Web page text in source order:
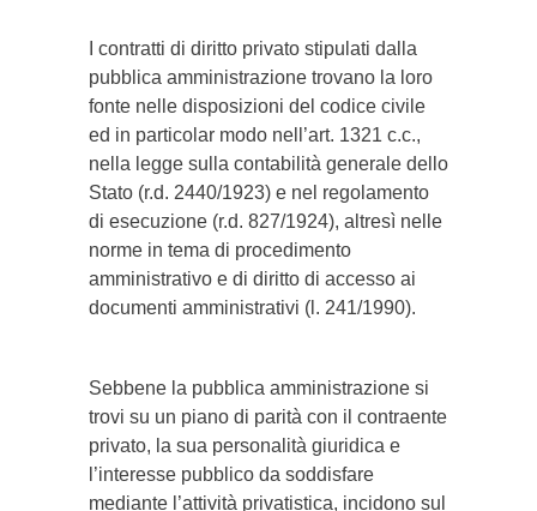
I contratti di diritto privato stipulati dalla
pubblica amministrazione trovano la loro
fonte nelle disposizioni del codice civile
ed in particolar modo nell’art. 1321 c.c.,
nella legge sulla contabilità generale dello
Stato (r.d. 2440/1923) e nel regolamento
di esecuzione (r.d. 827/1924), altresì nelle
norme in tema di procedimento
amministrativo e di diritto di accesso ai
documenti amministrativi (l. 241/1990).
Sebbene la pubblica amministrazione si
trovi su un piano di parità con il contraente
privato, la sua personalità giuridica e
l’interesse pubblico da soddisfare
mediante l’attività privatistica, incidono sul